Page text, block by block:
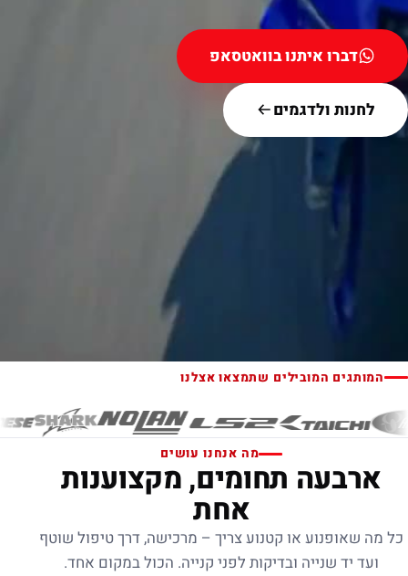
דברו איתנו בוואטסאפ
לחנות ולדגמים
המותגים המובילים שתמצאו אצלנו
מה אנחנו עושים
ארבעה תחומים, מקצוענות
אחת
כל מה שאופנוע או קטנוע צריך – מרכישה, דרך טיפול שוטף
ועד יד שנייה ובדיקות לפני קנייה. הכול במקום אחד.